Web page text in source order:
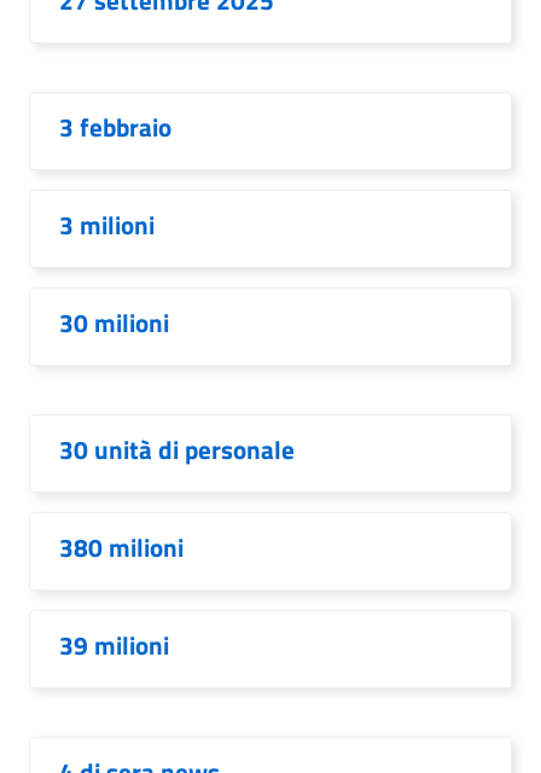
3 febbraio
3 milioni
30 milioni
30 unità di personale
380 milioni
39 milioni